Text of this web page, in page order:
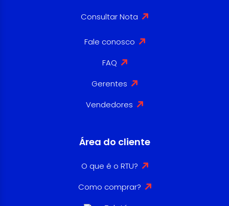
Consultar Nota
Fale conosco
FAQ
Gerentes
Vendedores
Área do cliente
O que é o RTU?
Como comprar?